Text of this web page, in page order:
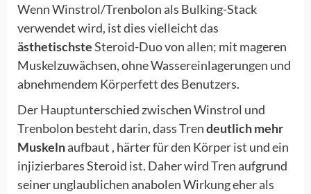
Wenn Winstrol/Trenbolon als Bulking-Stack
verwendet wird, ist dies vielleicht das
ästhetischsteSteroid-Duo von allen; mit mageren
Muskelzuwächsen, ohne Wassereinlagerungen und
abnehmendem Körperfett des Benutzers.
Der Hauptunterschied zwischen Winstrol und
Trenbolon besteht darin, dass Trendeutlich mehr
Muskelnaufbaut , härter für den Körper ist und ein
injizierbares Steroid ist. Daher wird Tren aufgrund
seiner unglaublichen anabolen Wirkung eher als